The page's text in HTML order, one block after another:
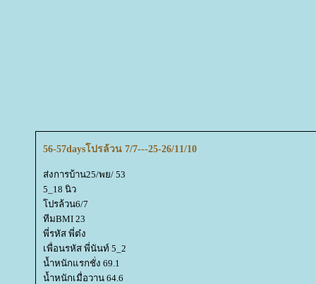
56-57daysโปรล้วน 7/7---25-26/11/10
ส่งการบ้าน25/พย/ 53
5_18 นิว
ปรล้วน6/7
ทีมBMI 23
พี่รหัส พี่ต๋ง
เพื่อนรหัส พี่นันท์ 5_2
น้ำหนักแรกชั่ง 69.1
น้ำหนักเมื่อวาน 64.6